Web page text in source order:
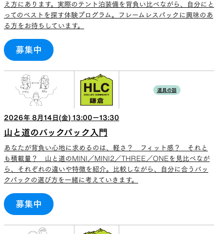
どんな状況にも対応する全天候
型行動着
動いても蒸れにくい保温行動
SLEEPING PADS
最軽量のスリーピングパッド
ACCESSORIES SPECIAL OFFERS
え方にあります。実際のテント泊装備を背負い比べながら、自分にと
ってのベストを探す体験プログラム。フレームレスパックに興味のあ
る方をお待ちしています。
募集中
道具の話
2026年 8 月 14 日(金) 13:00ー13:30
山と道のバックパック入門
あなたが背負い心地に求めるのは、軽さ？ フィット感？ それと
も積載量？ 山と道のMINI／MINI2／THREE／ONEを見比べなが
ら、それぞれの違いや特徴を紹介。比較しながら、自分に合うバッ
クパックの選び方を一緒に考えていきます。
募集中